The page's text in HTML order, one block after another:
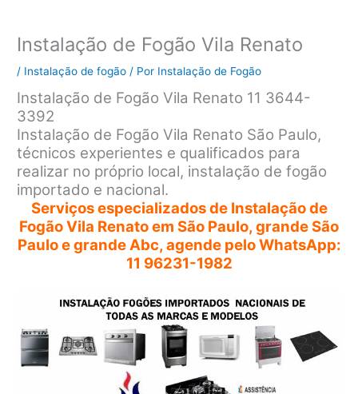
Instalação de Fogão Vila Renato
/ Instalação de fogão / Por Instalação de Fogão
Instalação de Fogão Vila Renato 11 3644-
3392
Instalação de Fogão Vila Renato São Paulo,
técnicos experientes e qualificados para
realizar no próprio local, instalação de fogão
importado e nacional.
Serviços especializados de Instalação de
Fogão Vila Renato em São Paulo, grande São
Paulo e grande Abc, agende pelo WhatsApp:
11 96231-1982